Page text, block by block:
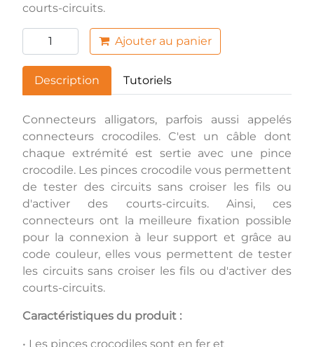
courts-circuits.
Ajouter au panier
Description Tutoriels
Connecteurs alligators, parfois aussi appelés
connecteurs crocodiles. C'est un câble dont
chaque extrémité est sertie avec une pince
crocodile. Les pinces crocodile vous permettent
de tester des circuits sans croiser les fils ou
d'activer des courts-circuits. Ainsi, ces
connecteurs ont la meilleure fixation possible
pour la connexion à leur support et grâce au
code couleur, elles vous permettent de tester
les circuits sans croiser les fils ou d'activer des
courts-circuits.
Caractéristiques du produit :
• Les pinces crocodiles sont en fer et